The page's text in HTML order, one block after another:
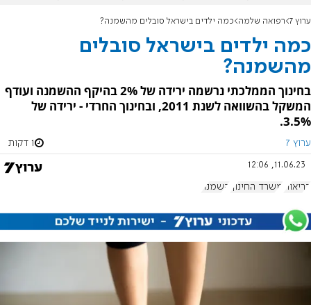
ערוץ 7 רפואה שלמה כמה ילדים בישראל סובלים מהשמנה?
כמה ילדים בישראל סובלים
מהשמנה?
בחינוך הממלכתי נרשמה ירידה של 2% בהיקף ההשמנה ועודף
המשקל בהשוואה לשנת 2011, ובחינוך החרדי - ירידה של
3.5%.
ערוץ 7 1 דקות
11.06.23, 12:06
בריאות משרד החינוך השמנה